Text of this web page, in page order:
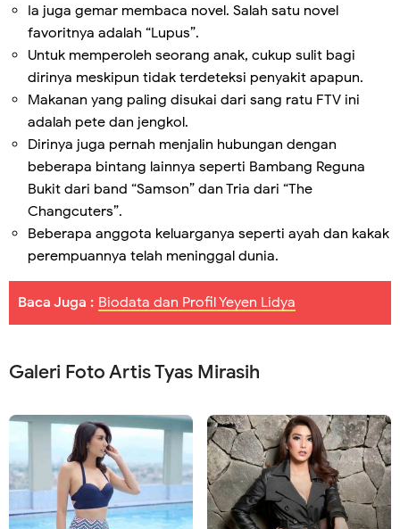
Ia juga gemar membaca novel. Salah satu novel
favoritnya adalah “Lupus”.
Untuk memperoleh seorang anak, cukup sulit bagi
dirinya meskipun tidak terdeteksi penyakit apapun.
Makanan yang paling disukai dari sang ratu FTV ini
adalah pete dan jengkol.
Dirinya juga pernah menjalin hubungan dengan
beberapa bintang lainnya seperti Bambang Reguna
Bukit dari band “Samson” dan Tria dari “The
Changcuters”.
Beberapa anggota keluarganya seperti ayah dan kakak
perempuannya telah meninggal dunia.
Baca Juga : Biodata dan Profil Yeyen Lidya
Galeri Foto Artis Tyas Mirasih